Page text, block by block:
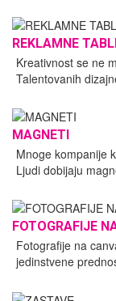
REKLAMNE
Kreativnost se ne
Talentovanih
MAGNETI
Mnoge kompanije
Ljudi dobijaju
FOTOGRAFIJE
Fotografije na
jedinstvene